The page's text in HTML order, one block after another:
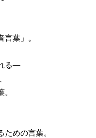
葉」。
る―
めの言葉。